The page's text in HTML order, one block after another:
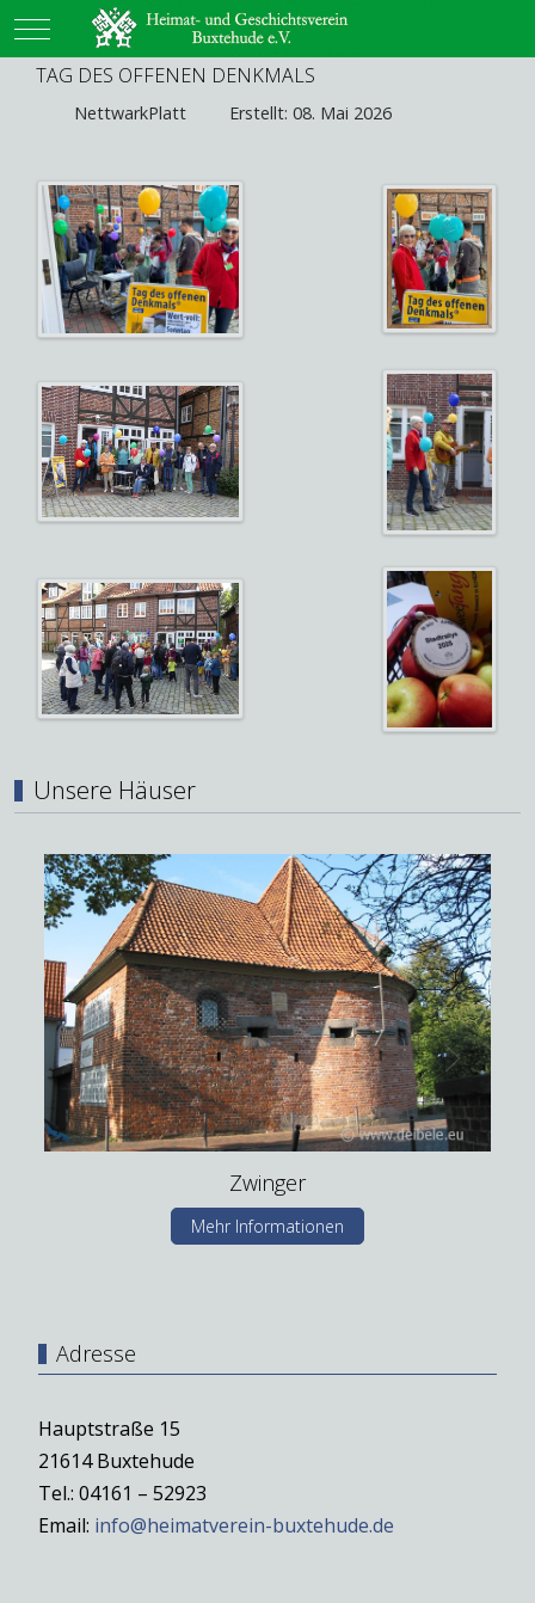
Mobile Menu Toggle
TAG DES OFFENEN DENKMALS
NettwarkPlatt Erstellt: 08. Mai 2026
Unsere Häuser
Zwinger
Mehr Informationen
Adresse
Hauptstraße 15
21614 Buxtehude
Tel.: 04161 – 52923
Email: info@heimatverein-buxtehude.de